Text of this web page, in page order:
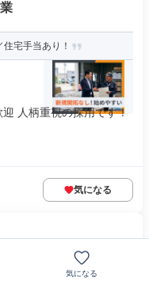
宅手当あり！
人柄重視の採用です！
気になる
気になる